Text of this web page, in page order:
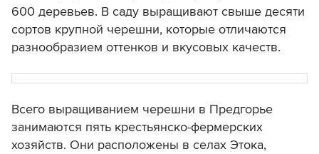
600 деревьев. В саду выращивают свыше десяти
сортов крупной черешни, которые отличаются
разнообразием оттенков и вкусовых качеств.
Всего выращиванием черешни в Предгорье
занимаются пять крестьянско-фермерских
хозяйств. Они расположены в селах Этока,